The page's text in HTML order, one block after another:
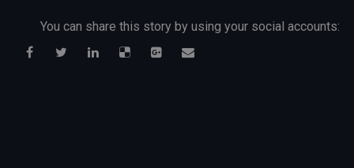
You can share this story by using your social accounts: